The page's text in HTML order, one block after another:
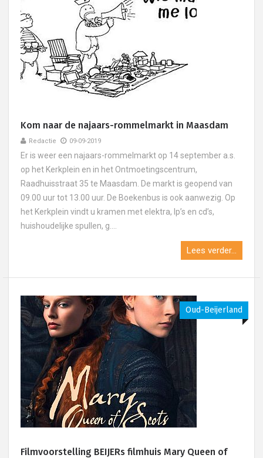
Kom naar de najaars-rommelmarkt in Maasdam
Redactie 09-09-2019
Er is weer een najaars-rommelmarkt op 14 september a.s.
op het Kerkplein en in het Ontmoetingscentrum,
Raadhuisstraat 35 te Maasdam. De markt is geopend van
09.00 uur tot 13.00 uur. De Boekenbus is ook aanwezig. Op
het Kerkplein vindt u kramen met elektra, lp’s en cd’s,
huishoudelijke spullen, g....
Lees verder...
Oud-Beijerland
Filmvoorstelling BEIJERs filmhuis Mary Queen of